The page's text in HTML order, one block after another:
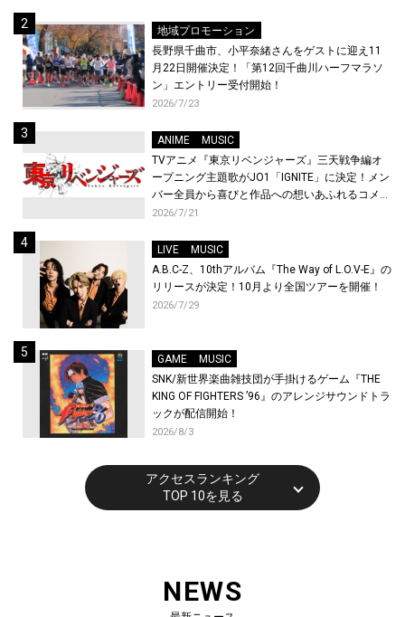
地域プロモーション
長野県千曲市、小平奈緒さんをゲストに迎え11
月22日開催決定！「第12回千曲川ハーフマラソ
ン」エントリー受付開始！
2026/7/23
ANIME
MUSIC
TVアニメ『東京リベンジャーズ』三天戦争編オ
ープニング主題歌がJO1「IGNITE」に決定！メン
バー全員から喜びと作品への想いあふれるコメン
トが到着！9月に東京・大阪で先行上映会を開
2026/7/21
LIVE
MUSIC
A.B.C-Z、10thアルバム『The Way of L.O.V-E』の
リリースが決定！10月より全国ツアーを開催！
2026/7/29
GAME
MUSIC
SNK/新世界楽曲雑技団が手掛けるゲーム『THE
KING OF FIGHTERS ’96』のアレンジサウンドトラ
ックが配信開始！
2026/8/3
アクセスランキング
TOP 10を見る
NEWS